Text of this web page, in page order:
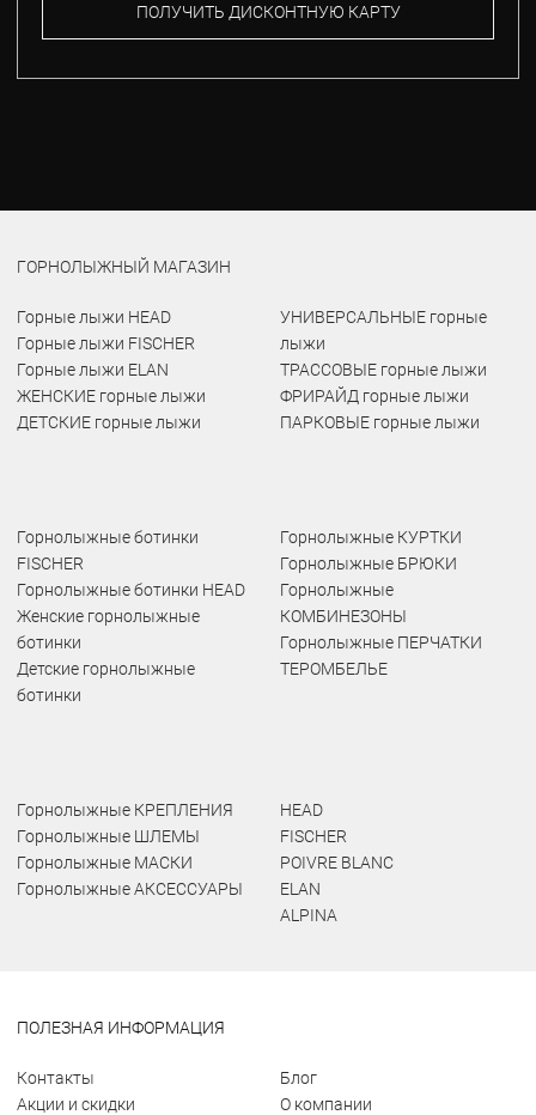
ПОЛУЧИТЬ ДИСКОНТНУЮ КАРТУ
ГОРНОЛЫЖНЫЙ МАГАЗИН
Горные лыжи HEAD
Горные лыжи FISCHER
Горные лыжи ELAN
ЖЕНСКИЕ горные лыжи
ДЕТСКИЕ горные лыжи
УНИВЕРСАЛЬНЫЕ горные
лыжи
ТРАССОВЫЕ горные лыжи
ФРИРАЙД горные лыжи
ПАРКОВЫЕ горные лыжи
Горнолыжные ботинки
FISCHER
Горнолыжные ботинки HEAD
Женские горнолыжные
ботинки
Детские горнолыжные
ботинки
Горнолыжные КУРТКИ
Горнолыжные БРЮКИ
Горнолыжные
КОМБИНЕЗОНЫ
Горнолыжные ПЕРЧАТКИ
ТЕРОМБЕЛЬЕ
Горнолыжные КРЕПЛЕНИЯ
Горнолыжные ШЛЕМЫ
Горнолыжные МАСКИ
Горнолыжные АКСЕССУАРЫ
HEAD
FISCHER
POIVRE BLANC
ELAN
ALPINA
ПОЛЕЗНАЯ ИНФОРМАЦИЯ
Контакты
Акции и скидки
Блог
О компании